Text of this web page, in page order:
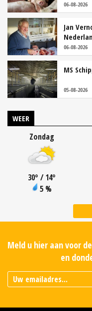
06-08-2026
Jan
06-08-2026
MS
05-08-2026
WEER
Zondag
30° / 14°
5 %
Meld u hier aan voor
en